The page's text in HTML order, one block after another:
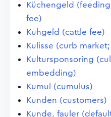
Küchengeld
fee)
Kuhgeld (cattle fee)
Kulisse (curb
Kultursponsoring
embedding)
Kumul (cumulus)
Kunden (customers)
Kunde, fauler